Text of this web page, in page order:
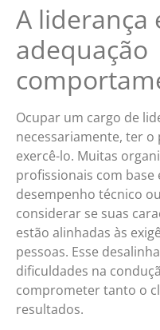
A liderança
adequação
Ocupar um cargo de
necessariamente, ter
exercê-lo. Muitas
profissionais com base
desempenho técnico
considerar se suas
estão alinhadas às
pessoas. Esse
dificuldades na
comprometer tanto o
resultados.